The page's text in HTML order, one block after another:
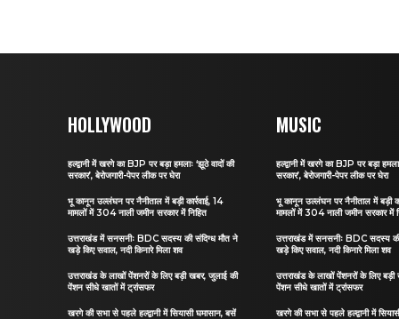
HOLLYWOOD
हल्द्वानी में खरगे का BJP पर बड़ा हमलाः ‘झूठे वादों की
सरकार’, बेरोजगारी-पेपर लीक पर घेरा
भू कानून उल्लंघन पर नैनीताल में बड़ी कार्रवाई, 14
मामलों में 304 नाली जमीन सरकार में निहित
उत्तराखंड में सनसनीः BDC सदस्य की संदिग्ध मौत ने
खड़े किए सवाल, नदी किनारे मिला शव
उत्तराखंड के लाखों पेंशनरों के लिए बड़ी खबर, जुलाई की
पेंशन सीधे खातों में ट्रांसफर
खरगे की सभा से पहले हल्द्वानी में सियासी घमासान, बसें
MUSIC
हल्द्वानी में खरगे का BJP पर बड़ा
सरकार’, बेरोजगारी-पेपर लीक पर घेरा
भू कानून उल्लंघन पर नैनीताल में बड़ी
मामलों में 304 नाली जमीन सरकार में
उत्तराखंड में सनसनीः BDC सदस्य
खड़े किए सवाल, नदी किनारे मिला शव
उत्तराखंड के लाखों पेंशनरों के लिए
पेंशन सीधे खातों में ट्रांसफर
खरगे की सभा से पहले हल्द्वानी में